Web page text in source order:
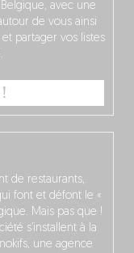
de restaurants,
font et défont le «
Mais pas que !
s’installent à la
une agence
avec une
de vous ainsi
partager vos listes
!